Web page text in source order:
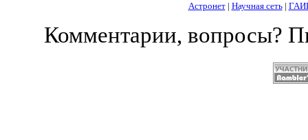
Астронет| Научная сеть|
Комментарии, вопросы?